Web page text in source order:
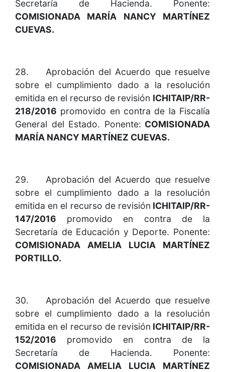
Secretaría de Hacienda. Ponente:
COMISIONADA MARÍA NANCY MARTÍNEZ
CUEVAS.
28. Aprobación del Acuerdo que resuelve
sobre el cumplimiento dado a la resolución
emitida en el recurso de revisión ICHITAIP/RR-
218/2016 promovido en contra de la Fiscalía
General del Estado. Ponente: COMISIONADA
MARÍA NANCY MARTÍNEZ CUEVAS.
29. Aprobación del Acuerdo que resuelve
sobre el cumplimiento dado a la resolución
emitida en el recurso de revisión ICHITAIP/RR-
147/2016 promovido en contra de la
Secretaría de Educación y Deporte. Ponente:
COMISIONADA AMELIA LUCIA MARTÍNEZ
PORTILLO.
30. Aprobación del Acuerdo que resuelve
sobre el cumplimiento dado a la resolución
emitida en el recurso de revisión ICHITAIP/RR-
152/2016 promovido en contra de la
Secretaría de Hacienda. Ponente:
COMISIONADA AMELIA LUCIA MARTÍNEZ